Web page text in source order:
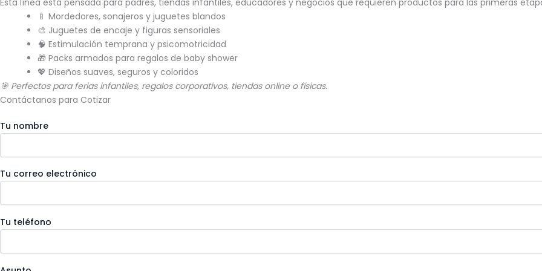
🍼 Mordedores, sonajeros y juguetes blandos
🎨 Juguetes de encaje y figuras sensoriales
🧠 Estimulación temprana y psicomotricidad
🎁 Packs armados para regalos de baby shower
💖 Diseños suaves, seguros y coloridos
🎯 Perfectos para ferias infantiles, regalos corporativos, tiendas online o físicas.
Contáctanos para Cotizar
Tu nombre
Tu correo electrónico
Tu teléfono